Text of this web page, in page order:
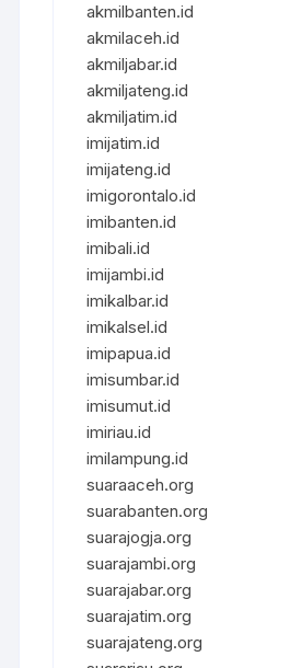
akmilbanten.id
akmilaceh.id
akmiljabar.id
akmiljateng.id
akmiljatim.id
imijatim.id
imijateng.id
imigorontalo.id
imibanten.id
imibali.id
imijambi.id
imikalbar.id
imikalsel.id
imipapua.id
imisumbar.id
imisumut.id
imiriau.id
imilampung.id
suaraaceh.org
suarabanten.org
suarajogja.org
suarajambi.org
suarajabar.org
suarajatim.org
suarajateng.org